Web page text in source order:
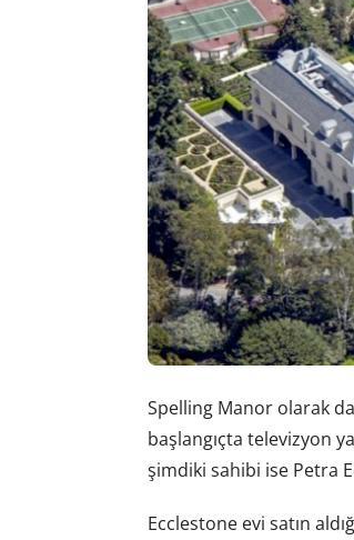
Spelling Manor olarak
başlangıçta televizyon
şimdiki sahibi ise Petra
Ecclestone evi satın